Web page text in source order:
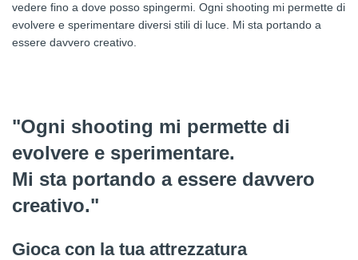
vedere fino a dove posso spingermi. Ogni shooting mi permette di
evolvere e sperimentare diversi stili di luce. Mi sta portando a
essere davvero creativo.
"Ogni shooting mi permette di
evolvere e sperimentare.
Mi sta portando a essere davvero
creativo."
Gioca con la tua attrezzatura